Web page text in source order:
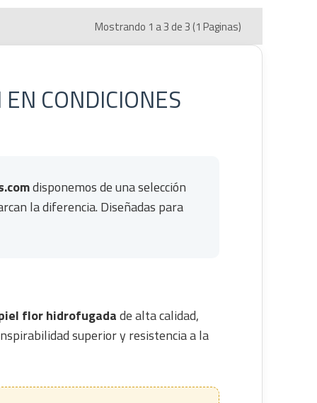
Mostrando 1 a 3 de 3 (1 Paginas)
CONDICIONES
disponemos de una selección
la diferencia. Diseñadas para
flor hidrofugadade alta calidad,
superior y resistencia a la